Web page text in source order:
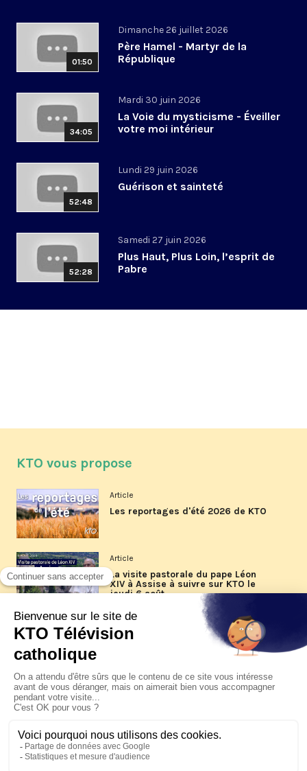
01:50
Dimanche 26 juillet 2026
Père Hamel - Martyr de la
République
34:05
Mardi 30 juin 2026
La Voie du mysticisme - Éveiller
votre moi intérieur
52:48
Lundi 29 juin 2026
Guérison et sainteté
52:28
Samedi 27 juin 2026
Plus Haut, Plus Loin, l’esprit de
Pabre
KTO vous propose
Article
Les reportages d'été 2026 de KTO
Article
La visite pastorale du pape Léon
XIV à Assise à suivre sur KTO le
jeudi 6 août
Le pape en Uruguay, Argentine et
Pérou du 6 au 17 novembre 2026